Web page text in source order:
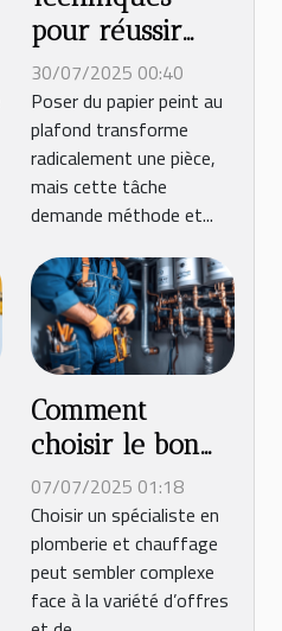
pour réussir
l'installation de
papier peint au
plafond
30/07/2025 00:40
Poser du papier peint au
plafond transforme
radicalement une pièce,
mais cette tâche
demande méthode et...
Comment
choisir le bon
spécialiste en
plomberie et
chauffage ?
07/07/2025 01:18
Choisir un spécialiste en
plomberie et chauffage
peut sembler complexe
face à la variété d’offres